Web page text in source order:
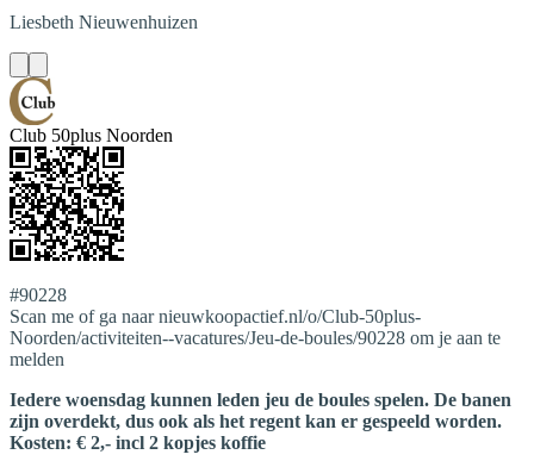
Liesbeth Nieuwenhuizen
Club 50plus Noorden
#90228
Scan me of ga naar nieuwkoopactief.nl/o/Club-50plus-
Noorden/activiteiten--vacatures/Jeu-de-boules/90228 om je aan te
melden
Iedere woensdag kunnen leden jeu de boules spelen. De banen
zijn overdekt, dus ook als het regent kan er gespeeld worden.
Kosten: € 2,- incl 2 kopjes koffie